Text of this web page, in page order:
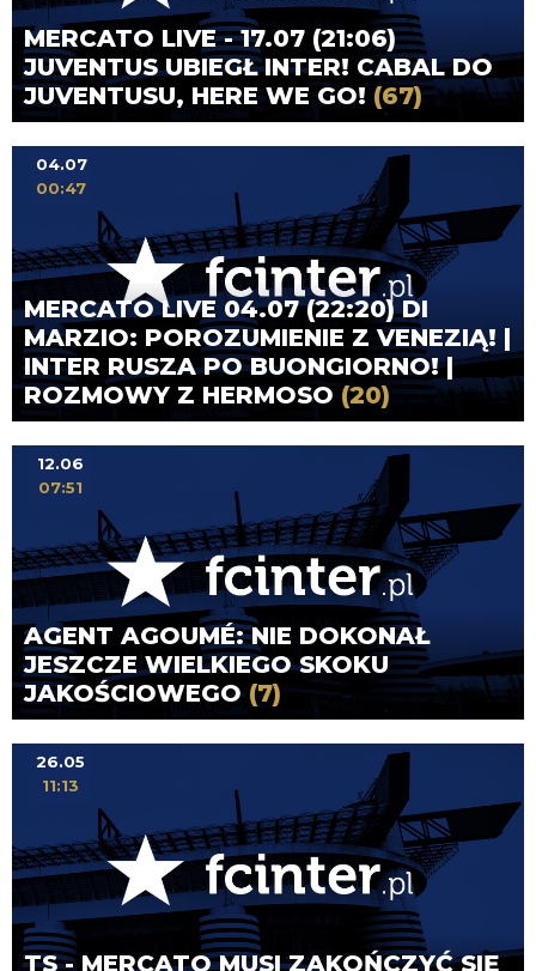
MERCATO LIVE - 17.07 (21:06)
JUVENTUS UBIEGŁ INTER! CABAL DO
JUVENTUSU, HERE WE GO! (67)
MERCATO LIVE 04.07 (22:20) DI
MARZIO: POROZUMIENIE Z VENEZIĄ! |
INTER RUSZA PO BUONGIORNO! |
ROZMOWY Z HERMOSO (20)
04.07
00:47
AGENT AGOUMÉ: NIE DOKONAŁ
JESZCZE WIELKIEGO SKOKU
JAKOŚCIOWEGO(7)
12.06
07:51
TS - MERCATO MUSI ZAKOŃCZYĆ SIĘ
26.05
11:13